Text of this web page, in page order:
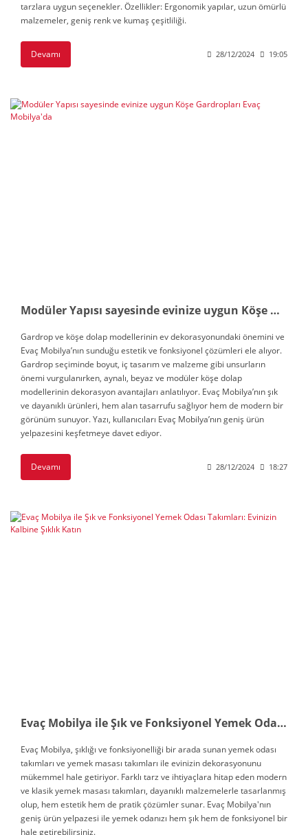
tarzlara uygun seçenekler. Özellikler: Ergonomik yapılar, uzun ömürlü
malzemeler, geniş renk ve kumaş çeşitliliği.
Devamı 28/12/2024 19:05
Modüler Yapısı sayesinde evinize uygun Köşe Gardropları Evaç Mobilya'da
Gardrop ve köşe dolap modellerinin ev dekorasyonundaki önemini ve
Evaç Mobilya’nın sunduğu estetik ve fonksiyonel çözümleri ele alıyor.
Gardrop seçiminde boyut, iç tasarım ve malzeme gibi unsurların
önemi vurgulanırken, aynalı, beyaz ve modüler köşe dolap
modellerinin dekorasyon avantajları anlatılıyor. Evaç Mobilya’nın şık
ve dayanıklı ürünleri, hem alan tasarrufu sağlıyor hem de modern bir
görünüm sunuyor. Yazı, kullanıcıları Evaç Mobilya’nın geniş ürün
yelpazesini keşfetmeye davet ediyor.
Devamı 28/12/2024 18:27
Evaç Mobilya ile Şık ve Fonksiyonel Yemek Odası Takımları: Evinizin Kalbine Şıklık Katın
Evaç Mobilya, şıklığı ve fonksiyonelliği bir arada sunan yemek odası
takımları ve yemek masası takımları ile evinizin dekorasyonunu
mükemmel hale getiriyor. Farklı tarz ve ihtiyaçlara hitap eden modern
ve klasik yemek masası takımları, dayanıklı malzemelerle tasarlanmış
olup, hem estetik hem de pratik çözümler sunar. Evaç Mobilya'nın
geniş ürün yelpazesi ile yemek odanızı hem şık hem de fonksiyonel bir
hale getirebilirsiniz.